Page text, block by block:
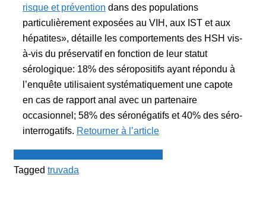
risque et prévention dans des populations
particulièrement exposées au VIH, aux IST et aux
hépatites», détaille les comportements des HSH vis-
à-vis du préservatif en fonction de leur statut
sérologique: 18% des séropositifs ayant répondu à
l’enquête utilisaient systématiquement une capote
en cas de rapport anal avec un partenaire
occasionnel; 58% des séronégatifs et 40% des séro-
interrogatifs. Retourner à l’article
Tagged truvada